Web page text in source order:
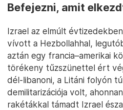
Befejezni, amit
Izrael az elmúlt
vívott a Hezbollahhal,
aztán egy francia–amerikai
törékeny tűzszünettel ért
dél-libanoni, a Litáni folyón
demilitarizációja volt,
rakétákkal támadt Izrael